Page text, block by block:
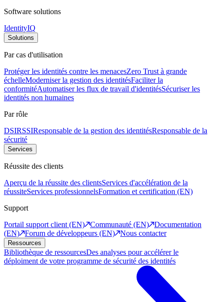
Software solutions
IdentityIQ
Solutions
Par cas d'utilisation
Protéger les identités contre les menacesZero Trust à grande
échelleModerniser la gestion des identitésFaciliter la
conformitéAutomatiser les flux de travail d'identitésSécuriser les
identités non humaines
Par rôle
DSIRSSIResponsable de la gestion des identitésResponsable de la
sécurité
Services
Réussite des clients
Aperçu de la réussite des clientsServices d'accélération de la
réussiteServices professionnelsFormation et certification (EN)
Support
Portail support client (EN)
Communauté (EN)
Documentation
(EN)
Forum de développeurs (EN) Nous contacter
Ressources
Bibliothèque de ressourcesDes analyses pour accélérer le
déploiment de votre programme de sécurité des identités